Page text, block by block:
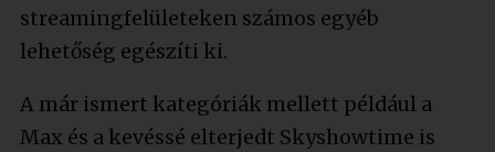
platformok nem maguk végzik a
besorolást, a médiatartalom
alkalmazása, megjelenítése
szolgáltatónként eltér. Panasz esetén,
streamingfelületeken számos egyéb
lehetőség egészíti ki.
A már ismert kategóriák mellett például a
Max és a kevéssé elterjedt Skyshowtime is